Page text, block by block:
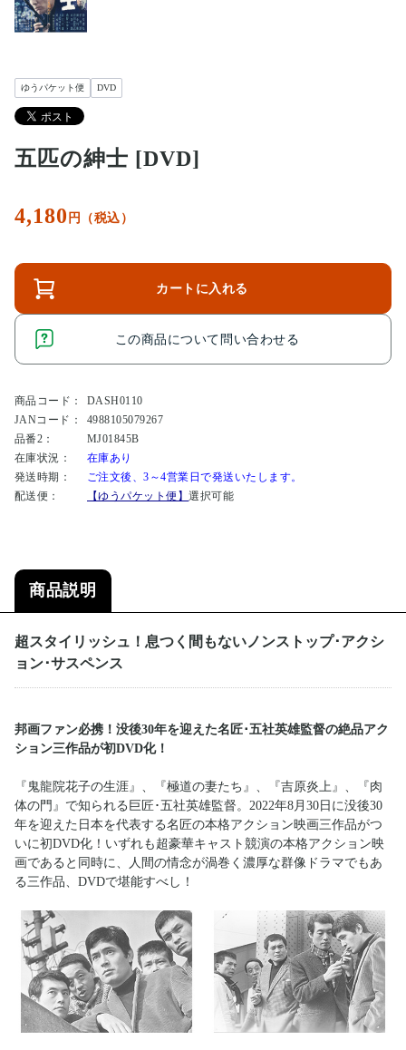
ゆうパケット便 DVD
五匹の紳士 [DVD]
4,180 円（税込）
カートに入れる
この商品について問い合わせる
商品コード：
DASH0110
JANコード：
4988105079267
品番2：
MJ01845B
在庫状況：
在庫あり
発送時期：
ご注文後、3～4営業日で発送いたします。
配送便：
【ゆうパケット便】選択可能
商品説明
超スタイリッシュ！息つく間もないノンストップ･アクシ
ョン･サスペンス
邦画ファン必携！没後30年を迎えた名匠･五社英雄監督の絶品アク
ション三作品が初DVD化！
『鬼龍院花子の生涯』、『極道の妻たち』、『吉原炎上』、『肉
体の門』で知られる巨匠･五社英雄監督。2022年8月30日に没後30
年を迎えた日本を代表する名匠の本格アクション映画三作品がつ
いに初DVD化！いずれも超豪華キャスト競演の本格アクション映
画であると同時に、人間の情念が渦巻く濃厚な群像ドラマでもあ
る三作品、DVDで堪能すべし！